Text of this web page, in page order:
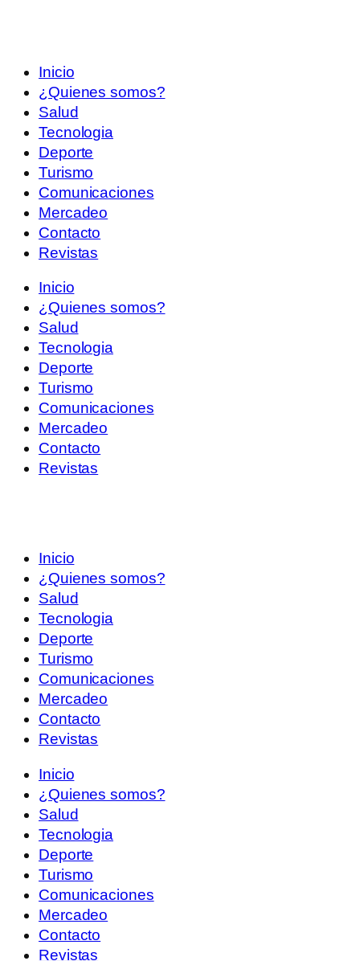
Inicio
¿Quienes somos?
Salud
Tecnologia
Deporte
Turismo
Comunicaciones
Mercadeo
Contacto
Revistas
Inicio
¿Quienes somos?
Salud
Tecnologia
Deporte
Turismo
Comunicaciones
Mercadeo
Contacto
Revistas
Inicio
¿Quienes somos?
Salud
Tecnologia
Deporte
Turismo
Comunicaciones
Mercadeo
Contacto
Revistas
Inicio
¿Quienes somos?
Salud
Tecnologia
Deporte
Turismo
Comunicaciones
Mercadeo
Contacto
Revistas